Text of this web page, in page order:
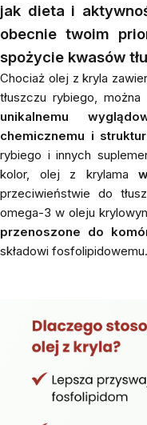
jak dieta i
obecnie twoim
spożycie kwasów
Chociaż olej z kryla
tłuszczu rybiego, można
unikalnemu
chemicznemu i
rybiego i innych
kolor, olej z krylama
przeciwieństwie do
omega-3 w oleju
przenoszone do
składowi fosfolipidowemu.